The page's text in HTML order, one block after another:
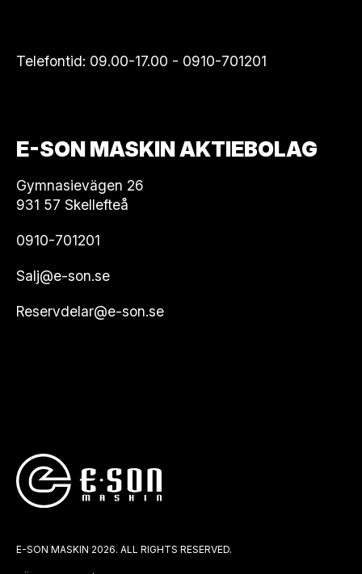
Telefontid: 09.00-17.00 - 0910-701201
E-SON MASKIN AKTIEBOLAG
Gymnasievägen 26
931 57 Skellefteå
0910-701201
Salj@e-son.se
Reservdelar@e-son.se
E-SON MASKIN 2026. ALL RIGHTS RESERVED.